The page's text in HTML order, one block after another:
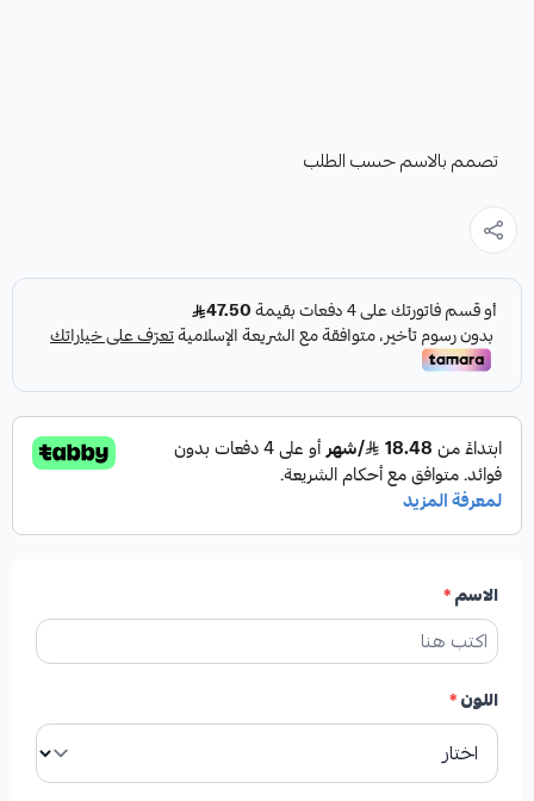
تصمم بالاسم حسب الطلب
الاسم*
اللون*